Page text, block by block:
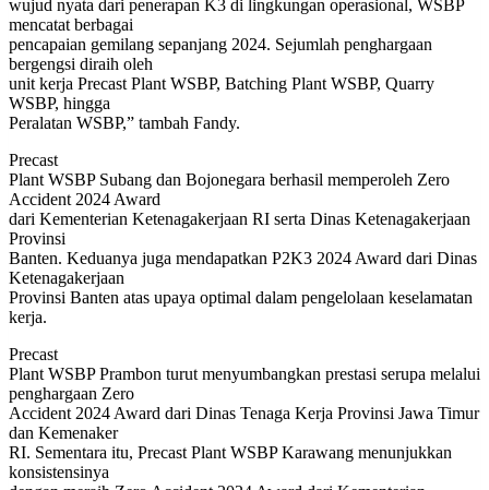
wujud nyata dari penerapan K3 di lingkungan operasional, WSBP
mencatat berbagai
pencapaian gemilang sepanjang 2024. Sejumlah penghargaan
bergengsi diraih oleh
unit kerja Precast Plant WSBP, Batching Plant WSBP, Quarry
WSBP, hingga
Peralatan WSBP,” tambah Fandy.
Precast
Plant WSBP Subang dan Bojonegara berhasil memperoleh Zero
Accident 2024 Award
dari Kementerian Ketenagakerjaan RI serta Dinas Ketenagakerjaan
Provinsi
Banten. Keduanya juga mendapatkan P2K3 2024 Award dari Dinas
Ketenagakerjaan
Provinsi Banten atas upaya optimal dalam pengelolaan keselamatan
kerja.
Precast
Plant WSBP Prambon turut menyumbangkan prestasi serupa melalui
penghargaan Zero
Accident 2024 Award dari Dinas Tenaga Kerja Provinsi Jawa Timur
dan Kemenaker
RI. Sementara itu, Precast Plant WSBP Karawang menunjukkan
konsistensinya